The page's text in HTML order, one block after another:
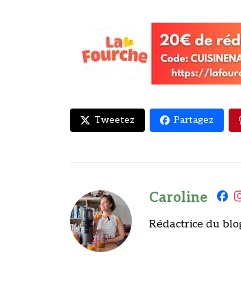
Tweetez Partagez
Caroline
Rédactrice du